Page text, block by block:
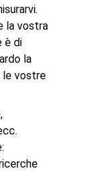
la vostra
è di
la
le vostre